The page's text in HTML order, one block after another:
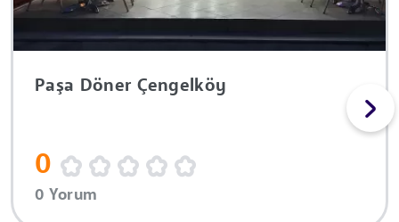
Paşa Döner Çengelköy
0
0 Yorum